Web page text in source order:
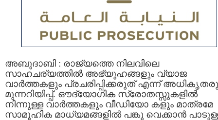
അബുദാബി : രാജ്യത്തെ നിലവിലെ
സാഹചര്യത്തിൽ അഭ്യൂഹങ്ങളും വ്യാജ
വാർത്തകളും പ്രചരിപ്പിക്കരുത് എന്ന്
മുന്നറിയിപ്പ്. ഔദ്യോഗിക സ്രോതസ്സുകളിൽ
നിന്നുള്ള വാർത്തകളും വീഡിയോ കളും മാത്രമേ
സാമൂഹിക മാധ്യമങ്ങളിൽ പങ്കു വെക്കാൻ